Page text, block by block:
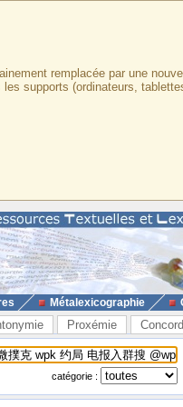
remplacée par une
supports (ordinateurs,
Métalexicographie
Proxémie
catégorie :